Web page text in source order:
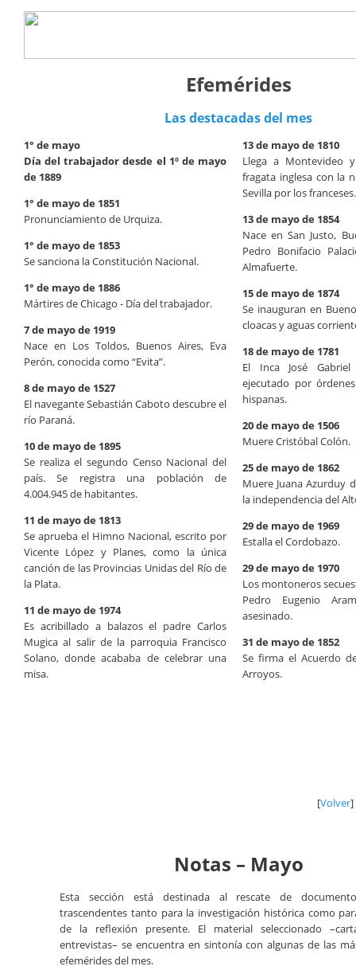
Efemérides
Las destacadas del mes
1° de mayo
Día del trabajador desde el 1º de mayo
de 1889
1° de mayo de 1851
Pronunciamiento de Urquiza.
1° de mayo de 1853
Se sanciona la Constitución Nacional.
1° de mayo de 1886
Mártires de Chicago - Día del trabajador.
7 de mayo de 1919
Nace en Los Toldos, Buenos Aires, Eva
Perón, conocida como “Evita”.
8 de mayo de 1527
El navegante Sebastián Caboto descubre el
río Paraná.
10 de mayo de 1895
Se realiza el segundo Censo Nacional del
país. Se registra una población de
4.004.945 de habitantes.
11 de mayo de 1813
Se aprueba el Himno Nacional, escrito por
Vicente López y Planes, como la única
canción de las Provincias Unidas del Río de
la Plata.
11 de mayo de 1974
Es acribillado a balazos el padre Carlos
Mugica al salir de la parroquia Francisco
Solano, donde acababa de celebrar una
misa.
13 de mayo de 1810
Llega a Montevideo
fragata inglesa con la
Sevilla por los franceses.
13 de mayo de 1854
Nace en San Justo,
Pedro Bonifacio
Almafuerte.
15 de mayo de 1874
Se inauguran en
cloacas y aguas
18 de mayo de 1781
El Inca José
ejecutado por
hispanas.
20 de mayo de 1506
Muere Cristóbal Colón.
25 de mayo de 1862
Muere Juana Azurduy
la independencia del
29 de mayo de 1969
Estalla el Cordobazo.
29 de mayo de 1970
Los montoneros
Pedro Eugenio
asesinado.
31 de mayo de 1852
Se firma el Acuerdo
Arroyos.
[Volver]
Notas – Mayo
Esta sección está destinada al rescate de
trascendentes tanto para la investigación histórica como
de la reflexión presente. El material seleccionado
entrevistas– se encuentra en sintonía con algunas de las
efemérides del mes.